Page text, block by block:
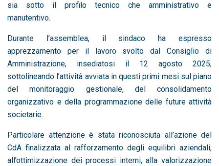
sia sotto il profilo tecnico che amministrativo e
manutentivo.
Durante l’assemblea, il sindaco ha espresso
apprezzamento per il lavoro svolto dal Consiglio di
Amministrazione, insediatosi il 12 agosto 2025,
sottolineando l’attività avviata in questi primi mesi sul piano
del monitoraggio gestionale, del consolidamento
organizzativo e della programmazione delle future attività
societarie.
Particolare attenzione è stata riconosciuta all’azione del
CdA finalizzata al rafforzamento degli equilibri aziendali,
all’ottimizzazione dei processi interni, alla valorizzazione